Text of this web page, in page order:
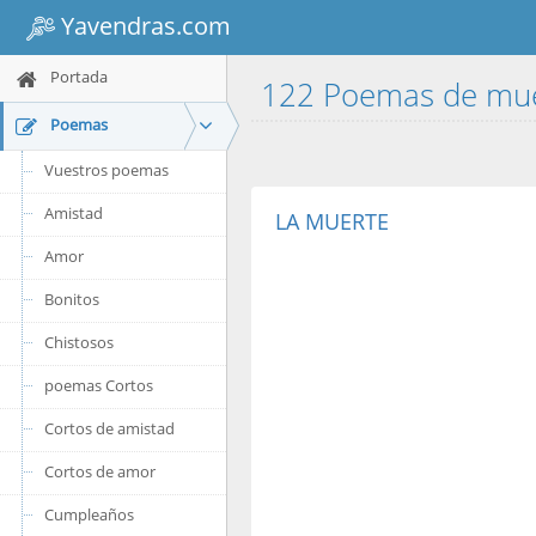
Yavendras.com
Portada
Poemas
Vuestros poemas
Amistad
Amor
Bonitos
Chistosos
poemas Cortos
Cortos de amistad
Cortos de amor
Cumpleaños
122 Poemas de
LA MUERTE